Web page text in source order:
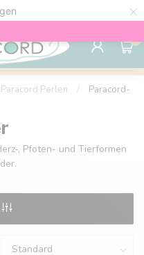
×
150 €
0
Paracord Perlen
Paracord-
, Pfoten- und Tierformen